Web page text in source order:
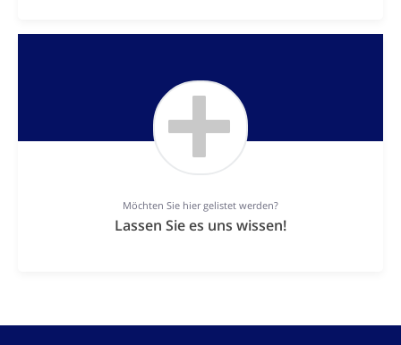
Möchten Sie hier gelistet werden?
Lassen Sie es uns wissen!